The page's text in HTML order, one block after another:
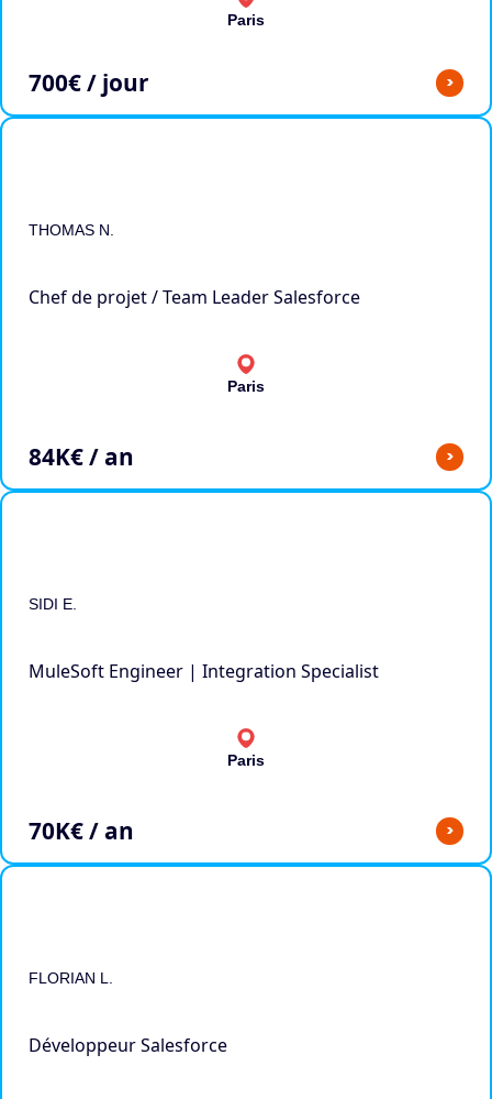
Paris
700€ / jour >
THOMAS N.
Chef de projet / Team Leader Salesforce
Paris
84K€ / an >
SIDI E.
MuleSoft Engineer | Integration Specialist
Paris
70K€ / an >
FLORIAN L.
Développeur Salesforce